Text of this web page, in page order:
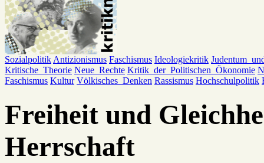
Sozialpolitik Antizionismus Faschismus Ideologiekritik
Kritische_Theorie Neue_Rechte Kritik_der_Politischen_Ökonomie
Faschismus Kultur Völkisches_Denken Rassismus Hochschulpolitik
Freiheit und
Herrschaft